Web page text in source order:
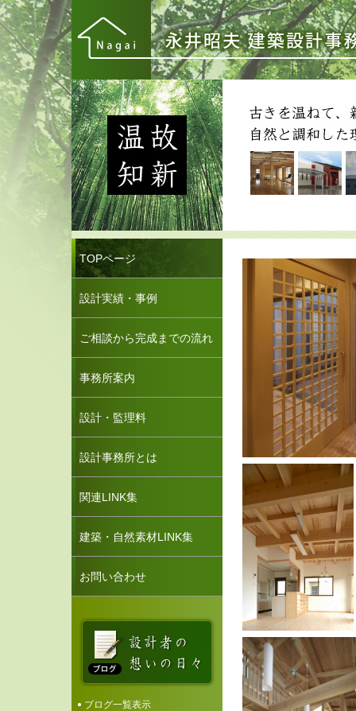
TOPページ
設計実績・事例
ご相談から完成までの流れ
事務所案内
設計・監理料
設計事務所とは
関連LINK集
建築・自然素材LINK集
お問い合わせ
ブログ一覧表示